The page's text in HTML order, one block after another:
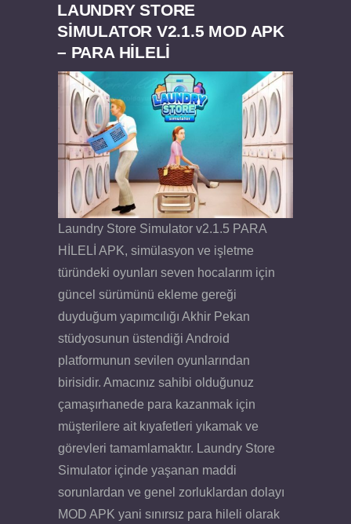
LAUNDRY STORE
SIMULATOR V2.1.5 MOD APK
– PARA HİLELİ
Laundry Store Simulator v2.1.5 PARA
HİLELİ APK, simülasyon ve işletme
türündeki oyunları seven hocalarım için
güncel sürümünü ekleme gereği
duyduğum yapımcılığı Akhir Pekan
stüdyosunun üstendiği Android
platformunun sevilen oyunlarından
birisidir. Amacınız sahibi olduğunuz
çamaşırhanede para kazanmak için
müşterilere ait kıyafetleri yıkamak ve
görevleri tamamlamaktır. Laundry Store
Simulator içinde yaşanan maddi
sorunlardan ve genel zorluklardan dolayı
MOD APK yani sınırsız para hileli olarak